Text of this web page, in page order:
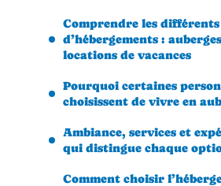
Comprendre les
d’hébergements :
locations de vacances
Pourquoi certaines
choisissent de vivre en
Ambiance, services et
qui distingue chaque
Comment choisir